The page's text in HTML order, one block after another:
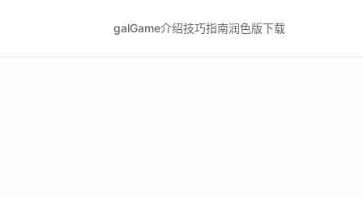
galGame介绍技巧指南润色版下载